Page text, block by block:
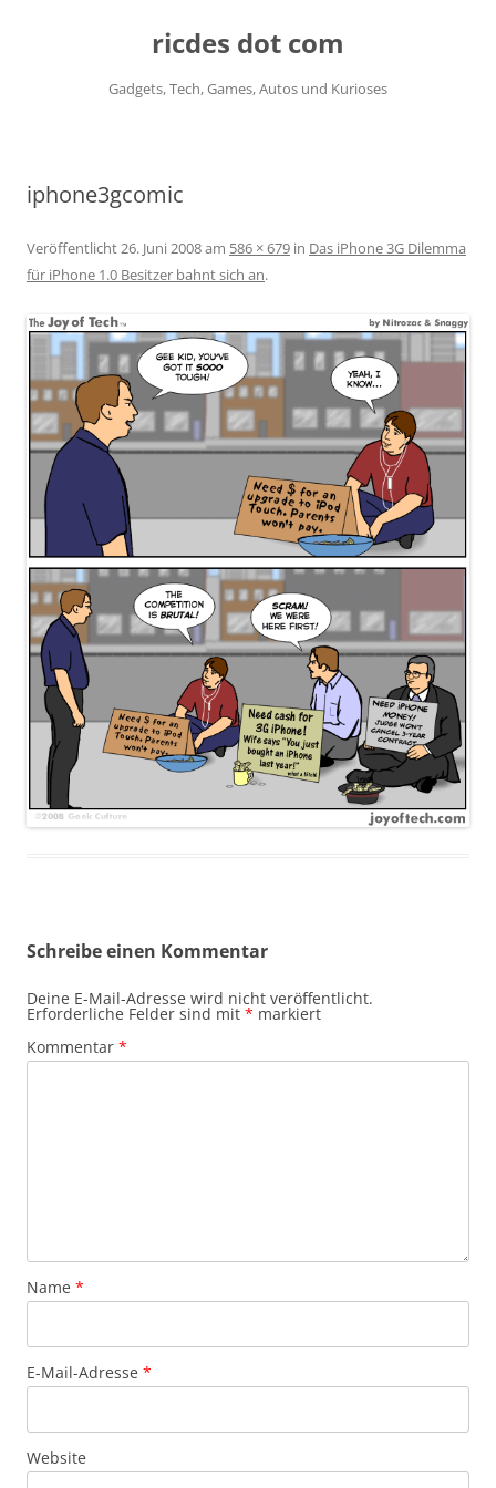
ricdes dot com
Gadgets, Tech, Games, Autos und Kurioses
iphone3gcomic
Veröffentlicht26. Juni 2008am 586 × 679 in Das iPhone 3G Dilemma
für iPhone 1.0 Besitzer bahnt sich an.
Schreibe einen Kommentar
Deine E-Mail-Adresse wird nicht veröffentlicht.
Erforderliche Felder sind mit * markiert
Kommentar *
Name *
E-Mail-Adresse *
Website